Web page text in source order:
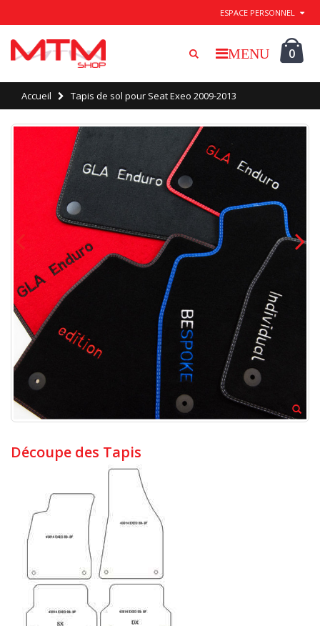
ESPACE PERSONNEL
0
Accueil Tapis de sol pour Seat Exeo 2009-2013
Découpe des Tapis